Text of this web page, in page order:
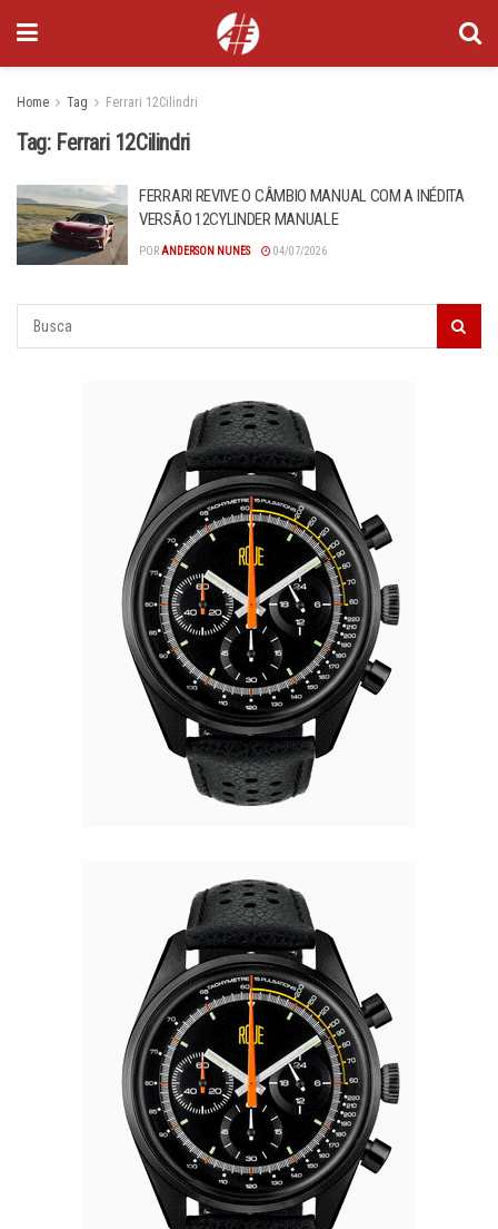
Home Tag Ferrari 12Cilindri
Tag: Ferrari 12Cilindri
FERRARI REVIVE O CÂMBIO MANUAL COM A INÉDITA
VERSÃO 12CYLINDER MANUALE
POR ANDERSON NUNES 04/07/2026